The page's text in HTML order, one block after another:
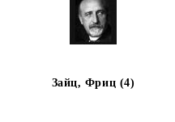
Зайц, Фриц (4)